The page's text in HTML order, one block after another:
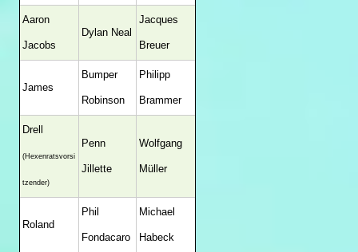
Aaron
Jacobs
Dylan Neal
Jacques
Breuer
James
Bumper
Robinson
Philipp
Brammer
Drell
(Hexenratsvorsi
tzender)
Penn
Jillette
Wolfgang
Müller
Roland
Phil
Fondacaro
Michael
Habeck